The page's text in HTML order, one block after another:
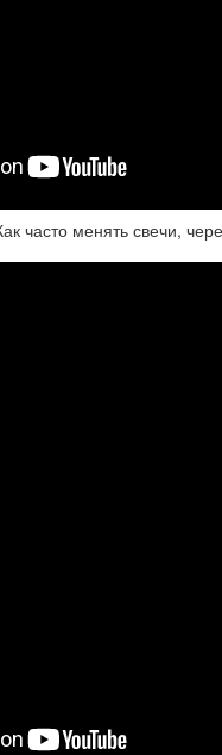
часто менять свечи,